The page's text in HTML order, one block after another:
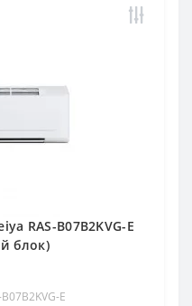
RAS-B07B2KVG-E
блок)
E